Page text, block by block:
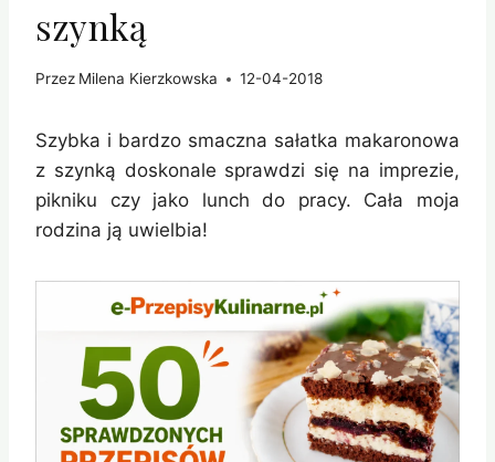
szynką
Przez Milena Kierzkowska 12-04-2018
Szybka i bardzo smaczna sałatka makaronowa
z szynką doskonale sprawdzi się na imprezie,
pikniku czy jako lunch do pracy. Cała moja
rodzina ją uwielbia!